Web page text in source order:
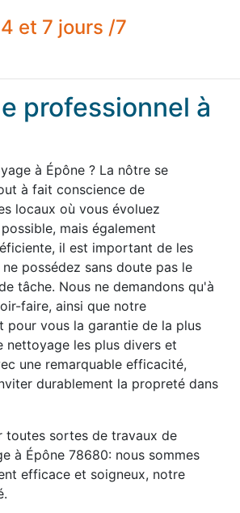
et 7 jours /7
professionnel à
à Épône ? La nôtre se
à fait conscience de
locaux où vous évoluez
mais également
il est important de les
possédez sans doute pas le
tâche. Nous ne demandons qu'à
faire, ainsi que notre
pour vous la garantie de la plus
nettoyage les plus divers et
une remarquable efficacité,
durablement la propreté dans
toutes sortes de travaux de
à Épône 78680: nous sommes
efficace et soigneux, notre